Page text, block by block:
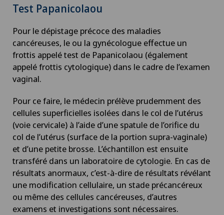
Test Papanicolaou
Pour le dépistage précoce des maladies
cancéreuses, le ou la gynécologue effectue un
frottis appelé test de Papanicolaou (également
appelé frottis cytologique) dans le cadre de l’examen
vaginal.
Pour ce faire, le médecin prélève prudemment des
cellules superficielles isolées dans le col de l’utérus
(voie cervicale) à l’aide d’une spatule de l’orifice du
col de l’utérus (surface de la portion supra-vaginale)
et d’une petite brosse. L’échantillon est ensuite
transféré dans un laboratoire de cytologie. En cas de
résultats anormaux, c’est-à-dire de résultats révélant
une modification cellulaire, un stade précancéreux
ou même des cellules cancéreuses, d’autres
examens et investigations sont nécessaires.